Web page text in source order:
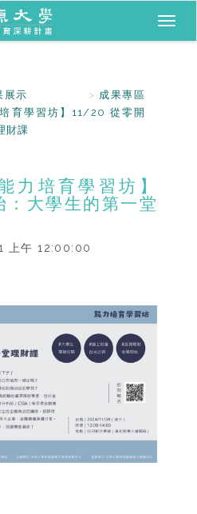
展示
成果專區
育學習坊】11/20 從零開
財課
力培育學習坊】
大學生的第一堂
上午 12:00:00